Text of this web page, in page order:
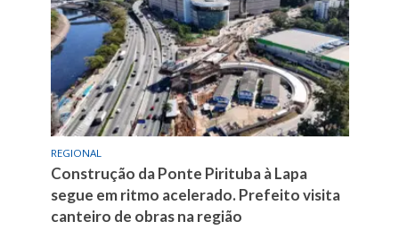
REGIONAL
Construção da Ponte Pirituba à Lapa
segue em ritmo acelerado. Prefeito visita
canteiro de obras na região